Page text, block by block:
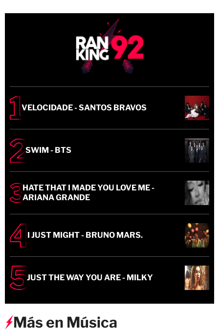
VELOCIDADE - SANTOS BRAVOS
SWIM - BTS
HATE THAT I MADE YOU LOVE ME -
ARIANA GRANDE
I JUST MIGHT - BRUNO MARS.
JUST THE WAY YOU ARE - MILKY
Más en Música